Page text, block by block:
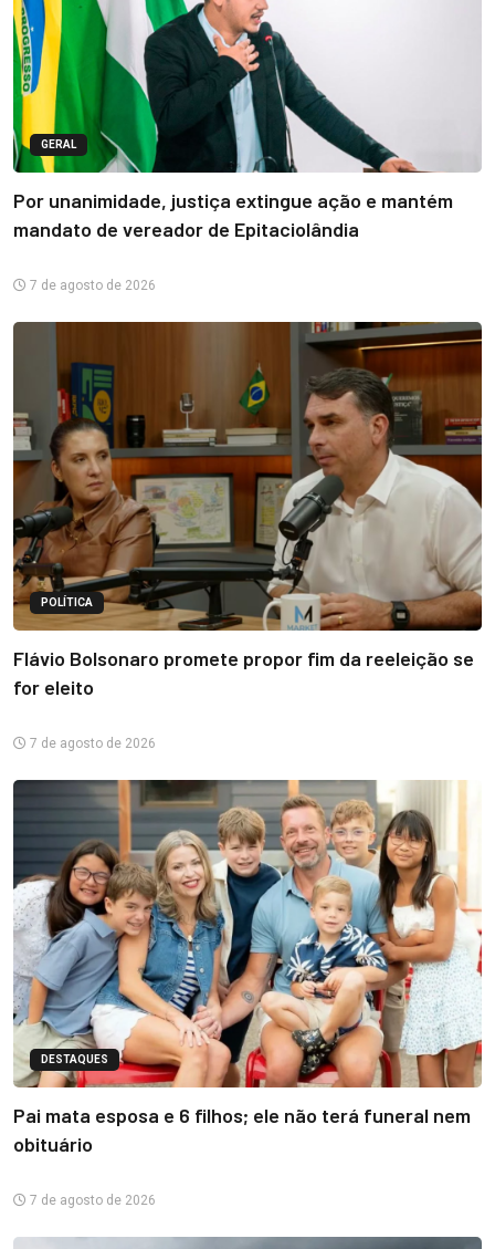
GERAL
Por unanimidade, justiça extingue ação e mantém
mandato de vereador de Epitaciolândia
7 de agosto de 2026
POLÍTICA
Flávio Bolsonaro promete propor fim da reeleição se
for eleito
7 de agosto de 2026
DESTAQUES
Pai mata esposa e 6 filhos; ele não terá funeral nem
obituário
7 de agosto de 2026